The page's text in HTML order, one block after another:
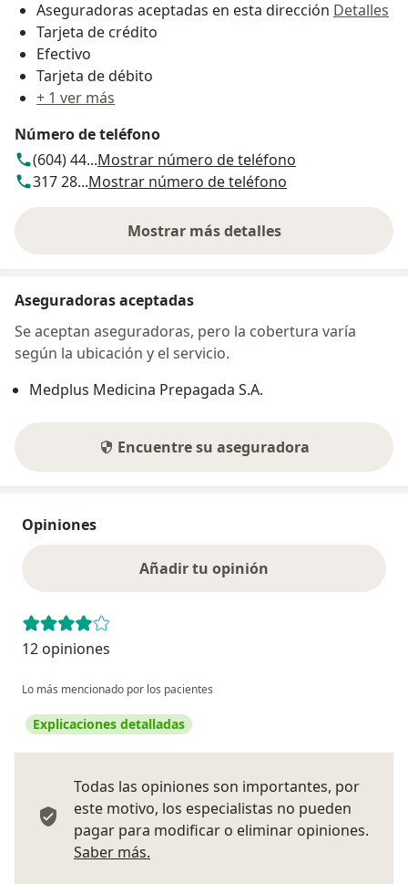
Aseguradoras aceptadas en esta dirección Detalles
Tarjeta de crédito
Efectivo
Tarjeta de débito
+ 1 ver más
Número de teléfono
(604) 44...Mostrar número de teléfono
317 28...Mostrar número de teléfono
Mostrar más detalles
sobre la dirección
Aseguradoras aceptadas
Se aceptan aseguradoras, pero la cobertura varía
según la ubicación y el servicio.
Medplus Medicina Prepagada S.A.
Encuentre su aseguradora
Opiniones
Añadir tu opinión
12 opiniones
Lo más mencionado por los pacientes
Explicaciones detalladas
Todas las opiniones son importantes, por
este motivo, los especialistas no pueden
pagar para modificar o eliminar opiniones.
Saber más.